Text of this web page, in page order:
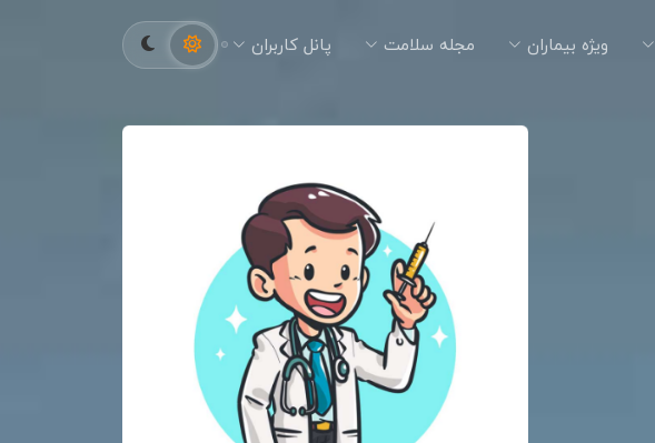
ویژه بیماران مجله سلامت پانل کاربران